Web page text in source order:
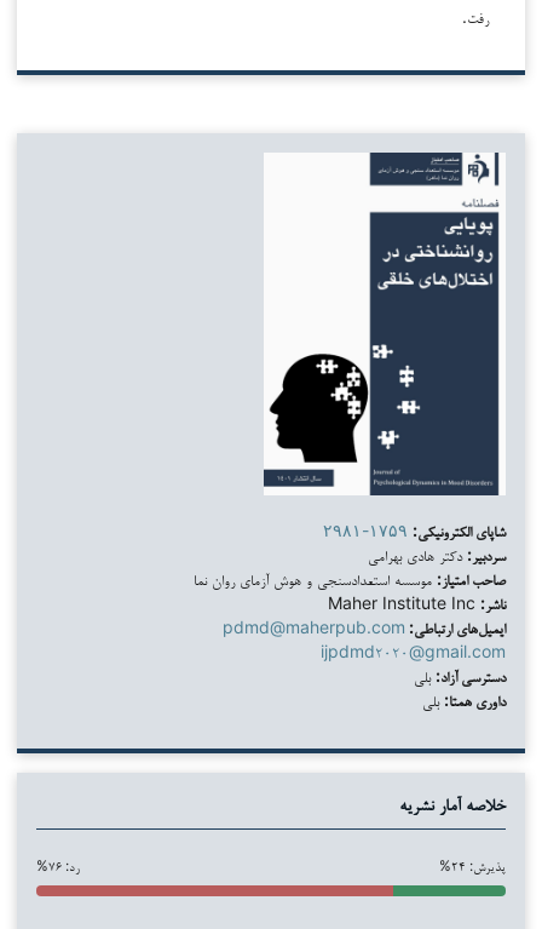
رفت.
شاپای الکترونیکی: ۲۹۸۱-۱۷۵۹
سردبیر: دکتر هادی بهرامی
صاحب امتیاز: موسسه استعدادسنجی و هوش آزمای روان نما
ناشر:
ایمیل‌های ارتباطی: pdmd@maherpub.com
ijpdmd۲۰۲۰@gmail.com
دسترسی آزاد: بلی
داوری همتا: بلی
خلاصه آمار نشریه
پذیرش: ۲۴% رد: ۷۶%